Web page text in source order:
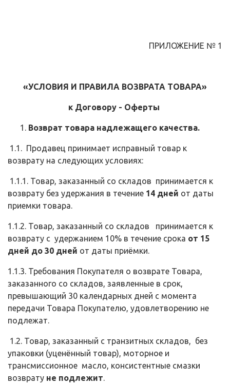
ПРИЛОЖЕНИЕ № 1
«УСЛОВИЯ И ПРАВИЛА ВОЗВРАТА ТОВАРА»
к Договору - Оферты
Возврат товара надлежащего качества.
1.1. Продавец принимает исправный товар к
возврату на следующих условиях:
1.1.1. Товар, заказанный со складов принимается к
возврату без удержания в течение 14 дней от даты
приемки товара.
1.1.2. Товар, заказанный со складов принимается к
возврату с удержанием 10% в течение срока от 15
дней до 30 дней от даты приёмки.
1.1.3. Требования Покупателя о возврате Товара,
заказанного со складов, заявленные в срок,
превышающий 30 календарных дней с момента
передачи Товара Покупателю, удовлетворению не
подлежат.
1.2. Товар, заказанный с транзитных складов, без
упаковки (уценённый товар), моторное и
трансмиссионное масло, консистентные смазки
возврату не подлежит.